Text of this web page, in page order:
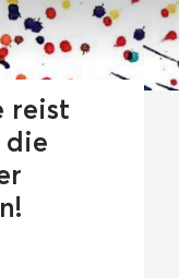
reist
die